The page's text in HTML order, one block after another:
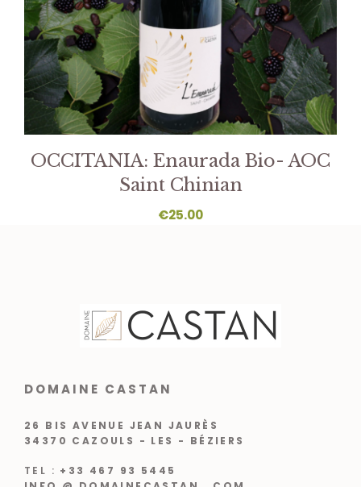
OCCITANIA: Enaurada Bio- AOC
Saint Chinian
€25.00
DOMAINE CASTAN
26 BIS AVENUE JEAN JAURÈS
34370 CAZOULS - LES - BÉZIERS
TEL : +33 467 93 5445